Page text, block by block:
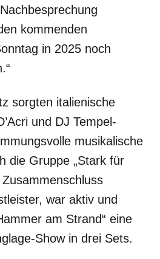
kommenden
in 2025 noch
sorgten italienische
und DJ Tempel-
musikalische
die Gruppe „Stark für
war aktiv und
am Strand“ eine
Show in drei Sets.